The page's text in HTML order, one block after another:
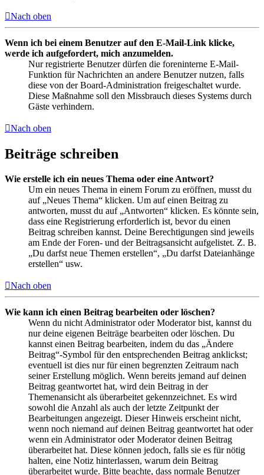
Nach oben
Wenn ich bei einem Benutzer auf den E-Mail-Link klicke,
werde ich aufgefordert, mich anzumelden.
Nur registrierte Benutzer dürfen die foreninterne E-Mail-
Funktion für Nachrichten an andere Benutzer nutzen, falls
diese von der Board-Administration freigeschaltet wurde.
Diese Maßnahme soll den Missbrauch dieses Systems durch
Gäste verhindern.
Nach oben
Beiträge schreiben
Wie erstelle ich ein neues Thema oder eine Antwort?
Um ein neues Thema in einem Forum zu eröffnen, musst du
auf „Neues Thema“ klicken. Um auf einen Beitrag zu
antworten, musst du auf „Antworten“ klicken. Es könnte sein,
dass eine Registrierung erforderlich ist, bevor du einen
Beitrag schreiben kannst. Deine Berechtigungen sind jeweils
am Ende der Foren- und der Beitragsansicht aufgelistet. Z. B.
„Du darfst neue Themen erstellen“, „Du darfst Dateianhänge
erstellen“ usw.
Nach oben
Wie kann ich einen Beitrag bearbeiten oder löschen?
Wenn du nicht Administrator oder Moderator bist, kannst du
nur deine eigenen Beiträge bearbeiten oder löschen. Du
kannst einen Beitrag bearbeiten, indem du das „Ändere
Beitrag“-Symbol für den entsprechenden Beitrag anklickst;
eventuell ist dies nur für einen begrenzten Zeitraum nach
seiner Erstellung möglich. Wenn bereits jemand auf deinen
Beitrag geantwortet hat, wird dein Beitrag in der
Themenansicht als überarbeitet gekennzeichnet. Es wird
sowohl die Anzahl als auch der letzte Zeitpunkt der
Bearbeitungen angezeigt. Dieser Hinweis erscheint nicht,
wenn noch niemand auf deinen Beitrag geantwortet hat oder
wenn ein Administrator oder Moderator deinen Beitrag
überarbeitet hat. Diese können jedoch, falls sie es für nötig
halten, eine Notiz hinterlassen, warum dein Beitrag
überarbeitet wurde. Bitte beachte, dass normale Benutzer